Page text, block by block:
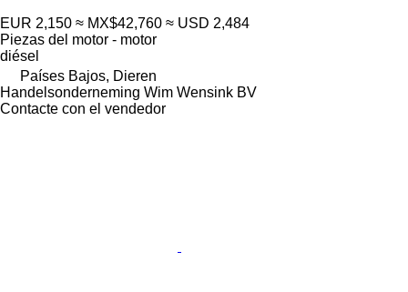
EUR 2,150 ≈ MX$42,760 ≈ USD 2,484
Piezas del motor - motor
diésel
Países Bajos, Dieren
Handelsonderneming Wim Wensink BV
Contacte con el vendedor